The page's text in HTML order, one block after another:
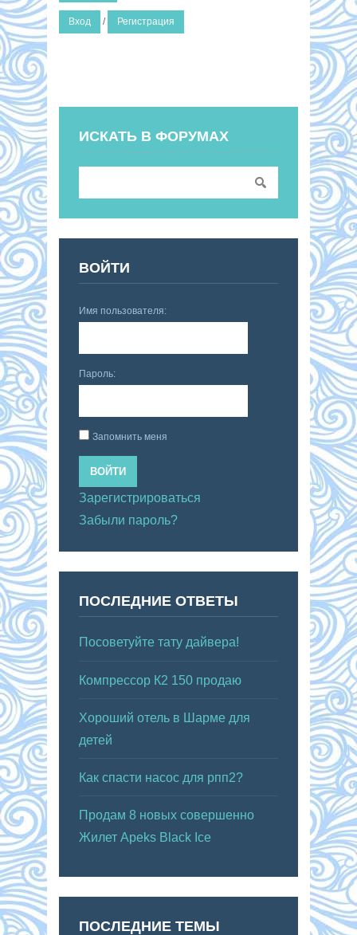
Вход / Регистрация
ИСКАТЬ В ФОРУМАХ
ВОЙТИ
Имя пользователя:
Пароль:
Запомнить меня
ВОЙТИ
Зарегистрироваться
Забыли пароль?
ПОСЛЕДНИЕ ОТВЕТЫ
Посоветуйте тату дайвера!
Компрессор К2 150 продаю
Хороший отель в Шарме для
детей
Как спасти насос для рпп2?
Продам 8 новых совершенно
Жилет Apeks Black Ice
ПОСЛЕДНИЕ ТЕМЫ